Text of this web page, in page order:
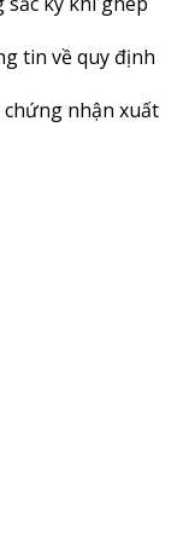
tin về quy định
chứng nhận xuất